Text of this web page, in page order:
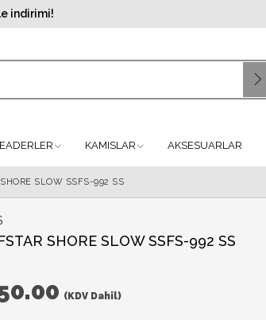
indirimi!
KAMISLAR AKSESUARLAR
SLOW SSFS-992 SS
SHORE SLOW SSFS-992 SS
(KDV Dahil)